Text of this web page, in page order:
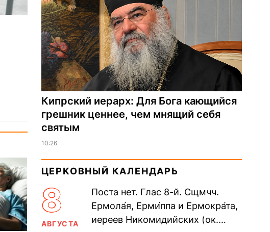
Кипрский иерарх: Для Бога кающийся
грешник ценнее, чем мнящий себя
святым
10:26
ЦЕРКОВНЫЙ КАЛЕНДАРЬ
8
АВГУСТА
Поста нет. Глас 8-й. Сщмчч.
Ермола́я, Ерми́ппа и Ермокра́та,
иереев Никомидийских (ок.